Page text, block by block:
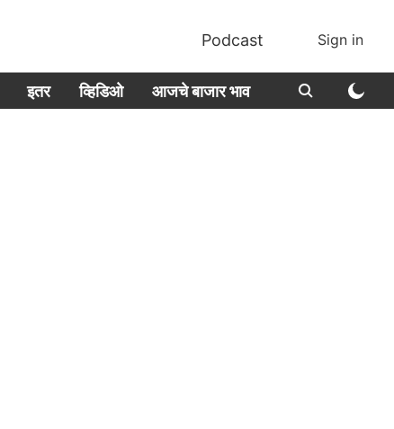
Podcast Sign in
इतर व्हिडिओ आजचे बाजार भाव